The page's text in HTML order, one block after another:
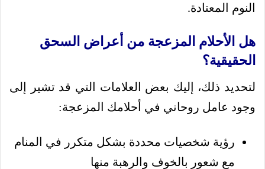
النوم المعتادة.
هل الأحلام المزعجة من أعراض السحق
الحقيقية؟
لتحديد ذلك، إليك بعض العلامات التي قد تشير إلى
وجود عامل روحاني في أحلامك المزعجة:
رؤية شخصيات محددة بشكل متكرر في المنام
مع شعور بالخوف والرهبة منها